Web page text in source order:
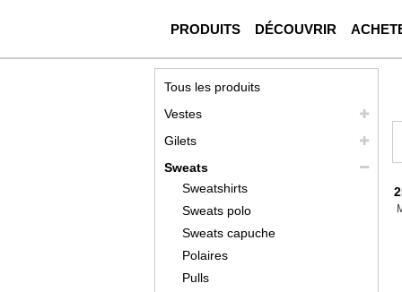
PRODUITS DÉCOUVRIR
Tous les produits
Vestes
Gilets
Sweats
Sweatshirts
Sweats polo
Sweats capuche
Polaires
Pulls